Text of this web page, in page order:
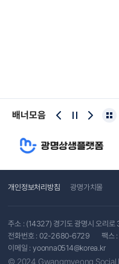
배너모음
개인정보처리방침 광명가치몰
주소 : (14327) 경기도 광명시 오리
전화번호 : 02-2680-6729
팩스
이메일 : yoonna0514@korea.kr
© 2024 Gwangmyeong Social